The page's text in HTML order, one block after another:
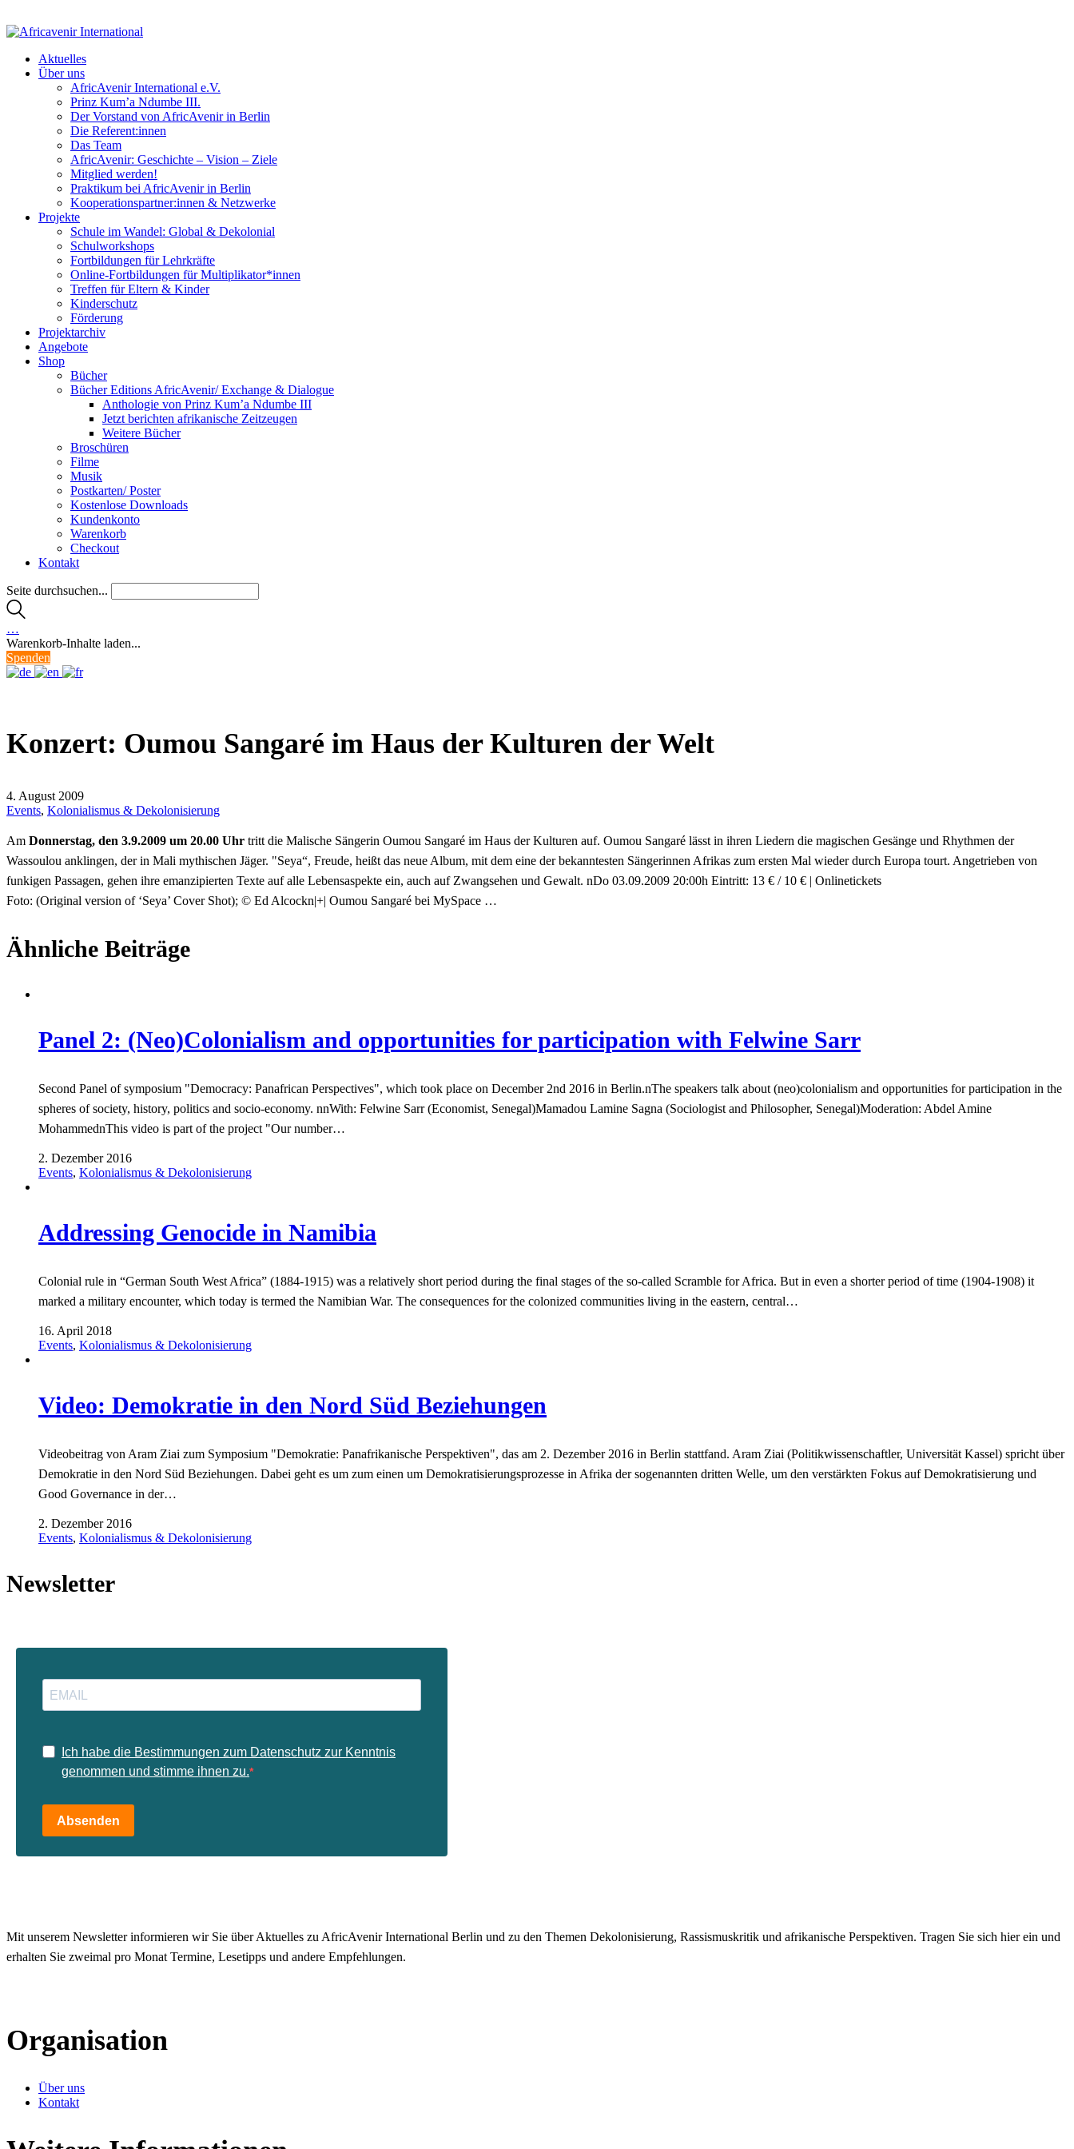
Aktuelles
Über uns
AfricAvenir International e.V.
Prinz Kum’a Ndumbe III.
Der Vorstand von AfricAvenir in Berlin
Die Referent:innen
Das Team
AfricAvenir: Geschichte – Vision – Ziele
Mitglied werden!
Praktikum bei AfricAvenir in Berlin
Kooperationspartner:innen & Netzwerke
Projekte
Schule im Wandel: Global & Dekolonial
Schulworkshops
Fortbildungen für Lehrkräfte
Online-Fortbildungen für Multiplikator*innen
Treffen für Eltern & Kinder
Kinderschutz
Förderung
Projektarchiv
Angebote
Shop
Bücher
Bücher Editions AfricAvenir/ Exchange & Dialogue
Anthologie von Prinz Kum’a Ndumbe III
Jetzt berichten afrikanische Zeitzeugen
Weitere Bücher
Broschüren
Filme
Musik
Postkarten/ Poster
Kostenlose Downloads
Kundenkonto
Warenkorb
Checkout
Kontakt
Seite durchsuchen...
…
Warenkorb-Inhalte laden...
Spenden
Konzert: Oumou Sangaré im Haus der Kulturen der Welt
4. August 2009
Events, Kolonialismus & Dekolonisierung
Am Donnerstag, den 3.9.2009 um 20.00 Uhr tritt die Malische Sängerin Oumou Sangaré im Haus der Kulturen auf. Oumou Sangaré lässt in ihren Liedern die magischen Gesänge und Rhythmen der
Wassoulou anklingen, der in Mali mythischen Jäger. "Seya“, Freude, heißt das neue Album, mit dem eine der bekanntesten Sängerinnen Afrikas zum ersten Mal wieder durch Europa tourt. Angetrieben von
funkigen Passagen, gehen ihre emanzipierten Texte auf alle Lebensaspekte ein, auch auf Zwangsehen und Gewalt. nDo 03.09.2009 20:00h Eintritt: 13 € / 10 € | Onlinetickets
Foto: (Original version of ‘Seya’ Cover Shot); © Ed Alcockn|+| Oumou Sangaré bei MySpace …
Ähnliche Beiträge
Panel 2: (Neo)Colonialism and opportunities for participation with Felwine Sarr
Second Panel of symposium "Democracy: Panafrican Perspectives", which took place on December 2nd 2016 in Berlin.nThe speakers talk about (neo)colonialism and opportunities for participation in the
spheres of society, history, politics and socio-economy. nnWith: Felwine Sarr (Economist, Senegal)Mamadou Lamine Sagna (Sociologist and Philosopher, Senegal)Moderation: Abdel Amine
MohammednThis video is part of the project "Our number…
2. Dezember 2016
Events, Kolonialismus & Dekolonisierung
Addressing Genocide in Namibia
Colonial rule in “German South West Africa” (1884-1915) was a relatively short period during the final stages of the so-called Scramble for Africa. But in even a shorter period of time (1904-1908) it
marked a military encounter, which today is termed the Namibian War. The consequences for the colonized communities living in the eastern, central…
16. April 2018
Events, Kolonialismus & Dekolonisierung
Video: Demokratie in den Nord Süd Beziehungen
Videobeitrag von Aram Ziai zum Symposium "Demokratie: Panafrikanische Perspektiven", das am 2. Dezember 2016 in Berlin stattfand. Aram Ziai (Politikwissenschaftler, Universität Kassel) spricht über
Demokratie in den Nord Süd Beziehungen. Dabei geht es um zum einen um Demokratisierungsprozesse in Afrika der sogenannten dritten Welle, um den verstärkten Fokus auf Demokratisierung und
Good Governance in der…
2. Dezember 2016
Events, Kolonialismus & Dekolonisierung
Newsletter
Ich habe die Bestimmungen zum Datenschutz zur Kenntnis
genommen und stimme ihnen zu.
Absenden
Mit unserem Newsletter informieren wir Sie über Aktuelles zu AfricAvenir International Berlin und zu den Themen Dekolonisierung, Rassismuskritik und afrikanische Perspektiven. Tragen Sie sich hier ein und
erhalten Sie zweimal pro Monat Termine, Lesetipps und andere Empfehlungen.
Organisation
Über uns
Kontakt